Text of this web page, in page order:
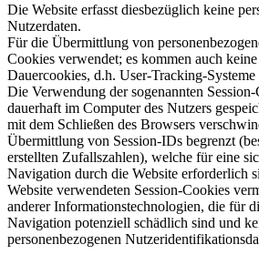
Die Website erfasst diesbezüglich keine
Nutzerdaten.
Für die Übermittlung von
Cookies verwendet; es kommen auch keine
Dauercookies, d.h. User-Tracking-Systeme
Die Verwendung der sogenannten
dauerhaft im Computer des Nutzers
mit dem Schließen des Browsers
Übermittlung von Session-IDs begrenzt
erstellten Zufallszahlen), welche für eine
Navigation durch die Website erforderlich
Website verwendeten Session-Cookies
anderer Informationstechnologien, die für
Navigation potenziell schädlich sind und
personenbezogenen